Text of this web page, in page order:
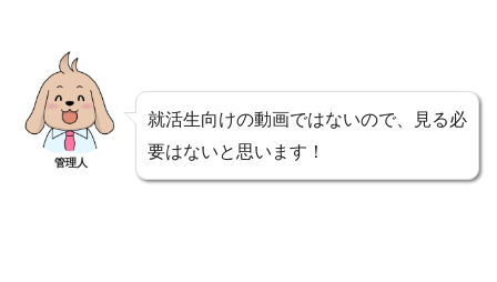
管理人
就活生向けの動画ではないので、見る必
要はないと思います！